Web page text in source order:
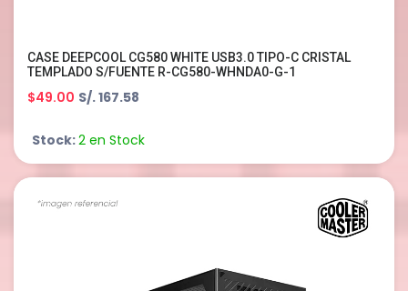
CASE DEEPCOOL CG580 WHITE USB3.0 TIPO-C CRISTAL
TEMPLADO S/FUENTE R-CG580-WHNDA0-G-1
$49.00 S/. 167.58
Stock:2 en Stock